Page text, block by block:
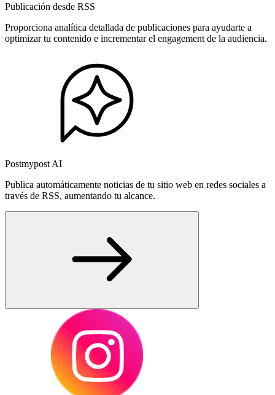
Publicación desde RSS
Proporciona analítica detallada de publicaciones para ayudarte a
optimizar tu contenido e incrementar el engagement de la audiencia.
Postmypost AI
Publica automáticamente noticias de tu sitio web en redes sociales a
través de RSS, aumentando tu alcance.